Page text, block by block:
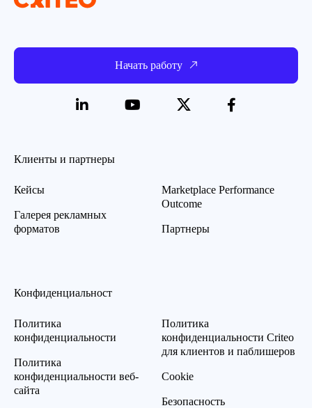
Начать работу
Клиенты и партнеры
Кейсы
Галерея рекламных
форматов
Marketplace Performance
Outcome
Партнеры
Конфиденциальност
Политика
конфиденциальности
Политика
конфиденциальности веб-
сайта
Политика
конфиденциальности Criteo
для клиентов и паблишеров
Cookie
Безопасность